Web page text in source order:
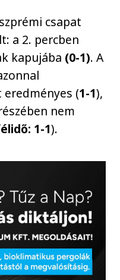
csapat
a 2. percben
kapujába (0-1). A
(1-1),
nem
1-1).